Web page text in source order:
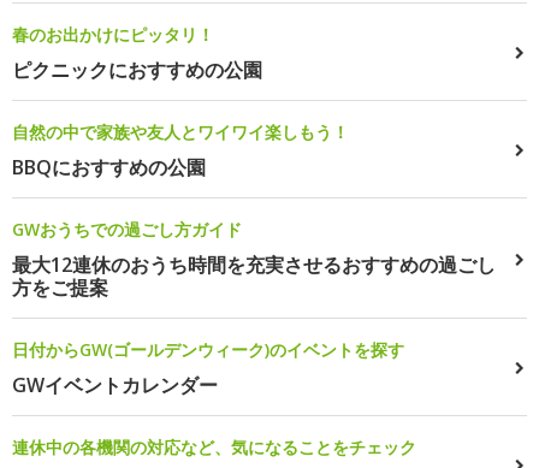
春のお出かけにピッタリ！
ピクニックにおすすめの公園
自然の中で家族や友人とワイワイ楽しもう！
BBQにおすすめの公園
GWおうちでの過ごし方ガイド
最大12連休のおうち時間を充実させるおすすめの過ごし
方をご提案
日付からGW(ゴールデンウィーク)のイベントを探す
GWイベントカレンダー
連休中の各機関の対応など、気になることをチェック